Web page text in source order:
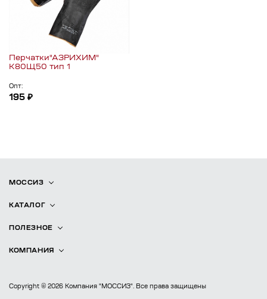
Перчатки"АЗРИХИМ"
К80Щ50 тип 1
Опт:
195 ₽
МОССИЗ
КАТАЛОГ
ПОЛЕЗНОЕ
КОМПАНИЯ
Copyright © 2026 Компания "МОССИЗ". Все права защищены